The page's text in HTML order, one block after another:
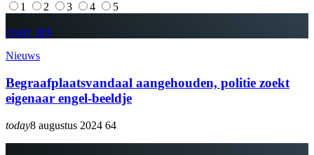
1
2 3 4 5
insert_link
Nieuws
Begraafplaatsvandaal aangehouden, politie zoekt
eigenaar engel-beeldje
today8 augustus 2024 64